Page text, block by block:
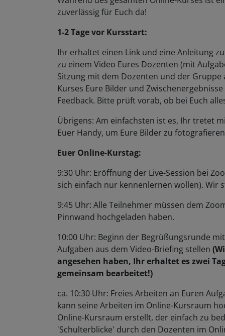
zuverlässig für Euch da!
1-2 Tage vor Kursstart:
Ihr erhaltet einen Link und eine Anleitung
zu einem Video Eures Dozenten (mit
Sitzung mit dem Dozenten und der
Kurses Eure Bilder und
Feedback. Bitte prüft vorab, ob bei Euch
Übrigens: Am einfachsten ist es, Ihr tretet
Euer Handy, um Eure Bilder zu
Euer Online-Kurstag:
9:30 Uhr: Eröffnung der Live-Session bei
sich einfach nur kennenlernen wollen). Wir
9:45 Uhr: Alle Teilnehmer müssen dem
Pinnwand hochgeladen haben.
10:00 Uhr: Beginn der Begrüßungsrunde
Aufgaben aus dem Video-Briefing stellen
angesehen haben, Ihr erhaltet es zwei
gemeinsam bearbeitet!)
ca. 10:30 Uhr: Freies Arbeiten an Euren
kann seine Arbeiten im Online-Kursraum
Online-Kursraum erstellt, der einfach zu
'Schulterblicke' durch den Dozenten im